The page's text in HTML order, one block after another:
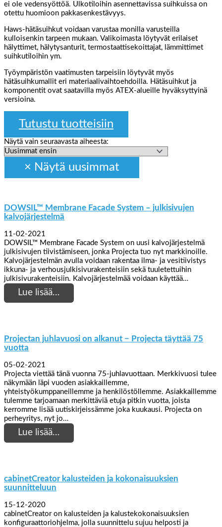
ei ole vedensyöttöä. Ulkotiloihin asennettavissa suihkuissa on
otettu huomioon pakkasenkestävyys.
Haws-hätäsuihkut voidaan varustaa monilla varusteilla
kulloisenkin tarpeen mukaan. Valikoimasta löytyvät erilaiset
hälyttimet, hälytysanturit, termostaattisekoittajat, lämmittimet
suihkutiloihin ym.
Työympäristön vaatimusten tarpeisiin löytyvät myös
hätäsuihkumallit eri materiaalivaihtoehdoilla. Hätäsuihkut ja
komponentit ovat saatavilla myös ATEX-alueille hyväksyttyinä
versioina.
Tutustu tuotteisiin
Näytä vain seuraavasta aiheesta:
DOWSIL™ Membrane Facade System – julkisivujen
kalvojärjestelmä
11-02-2021
DOWSIL™ Membrane Facade System on uusi kalvojärjestelmä
julkisivujen tiivistämiseen, jonka Projecta tuo nyt markkinoille.
Kalvojärjestelmän avulla voidaan rakentaa ilma- ja vesitiivistys
ikkuna- ja verhousjulkisivurakenteisiin sekä tuuletettuihin
julkisivurakenteisiin. Kalvojärjestelmää voidaan käyttää…
Lue lisää…
Projectan juhlavuosi on alkanut − Projecta täyttää 75
vuotta
05-02-2021
Projecta viettää tänä vuonna 75-juhlavuottaan. Merkkivuosi tulee
näkymään läpi vuoden asiakkaillemme,
yhteistyökumppaneillemme ja henkilöstöllemme. Asiakkaillemme
tulemme tarjoamaan merkittäviä etuja pitkin vuotta, joista
kerromme lisää uutiskirjeissämme joka kuukausi. Projecta on
perheyritys, nyt jo…
Lue lisää…
cabinetCreator kalusteiden ja kokonaisuuksien
suunnitteluun
15-12-2020
cabinetCreator on kalusteiden ja kalustekokonaisuuksien
konfiguraattoriohjelma, jolla suunnittelu sujuu helposti ja